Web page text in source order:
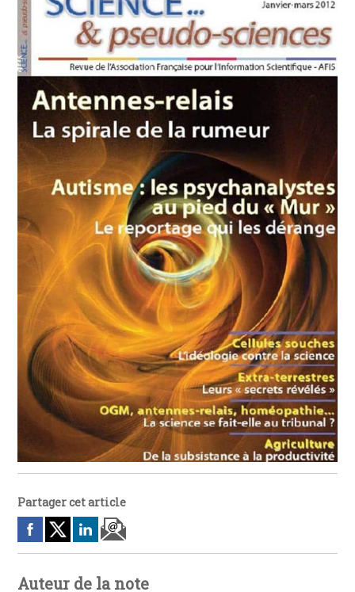
Partager cet article
Auteur de la note